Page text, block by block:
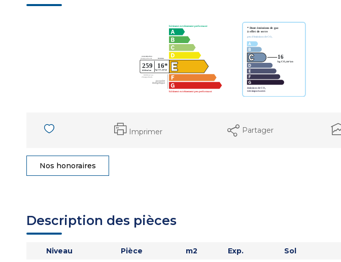
Imprimer Partager
Nos honoraires
Description des pièces
Niveau Pièce m2 Exp. Sol